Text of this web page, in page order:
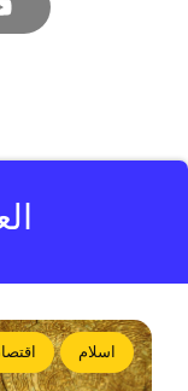
اسلام